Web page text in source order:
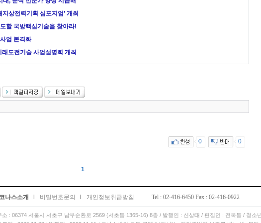
상전력기획 심포지엄’ 개최
할 국방핵심기술을 찾아라!
업 본격화
도전기술 사업설명회 개최
0 0
1
코나스소개 비밀번호문의 개인정보취급방침 Tel : 02-416-6450 Fax : 02-416-0922
소 : 06374 서울시 서초구 남부순환로 2569 (서초동 1365-16) 8층 / 발행인 : 신상태 / 편집인 : 전복동 / 청소